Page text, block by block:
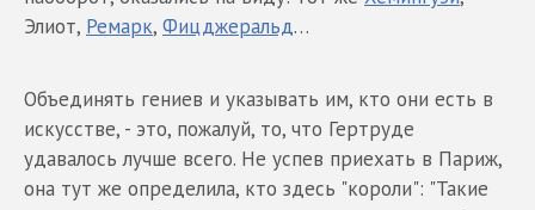
Элиот, Ремарк, Фицджеральд…
Объединять гениев и указывать им, кто они есть в
искусстве, - это, пожалуй, то, что Гертруде
удавалось лучше всего. Не успев приехать в Париж,
она тут же определила, кто здесь "короли": "Такие